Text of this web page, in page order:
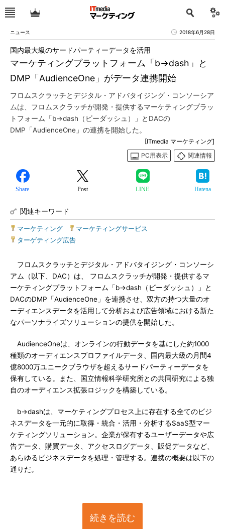
ニュース 2018年6月28日
マーケティングプラットフォーム「b→dash」と
DMP「AudienceOne」がデータ連携開始
国内最大級のサードパーティーデータを活用
フロムスクラッチとデジタル・アドバタイジング・コンソーシア
ムは、フロムスクラッチが開発・提供するマーケティングプラッ
トフォーム「b→dash（ビーダッシュ）」とDACの
DMP「AudienceOne」の連携を開始した。
[ITmedia マーケティング]
PC用表示
関連情報
Share Post LINE Hatena
関連キーワード
マーケティング マーケティングサービス
ターゲティング広告
フロムスクラッチとデジタル・アドバタイジング・コンソーシ
アム（以下、DAC）は、 フロムスクラッチが開発・提供するマ
ーケティングプラットフォーム「b→dash（ビーダッシュ）」と
DACのDMP「AudienceOne」を連携させ、双方の持つ大量のオ
ーディエンスデータを活用して分析および広告領域における新た
なパーソナライズソリューションの提供を開始した。
AudienceOneは、オンラインの行動データを基にした約1000
種類のオーディエンスプロファイルデータ、国内最大級の月間4
億8000万ユニークブラウザを超えるサードパーティーデータを
保有している。また、国立情報科学研究所との共同研究による独
自のオーディエンス拡張ロジックを構築している。
b→dashは、マーケティングプロセス上に存在する全てのビジ
ネスデータを一元的に取得・統合・活用・分析するSaaS型マー
ケティングソリューション。企業が保有するユーザーデータや広
告データ、購買データ、アクセスログデータ、販促データなど、
あらゆるビジネスデータを処理・管理する。連携の概要は以下の
通りだ。
続きを読む